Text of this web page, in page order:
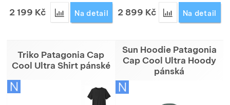
2 199 Kč Přidat 'Sukně Patagonia Terrebonne Traveler
Na detail 2 899 Kč Přidat 'Kalhoty
Na detail
Triko Patagonia Cap
Cool Ultra Shirt pánské
Sun Hoodie Patagonia
Cap Cool Ultra Hoody
pánská